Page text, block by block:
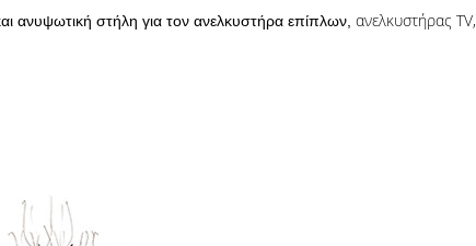
ανυψωτική στήλη για τον ανελκυστήρα επίπλων, ανελκυστήρας TV,